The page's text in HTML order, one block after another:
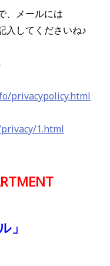
メールには
入してくださいね♪
privacypolicy.html
1.html
」